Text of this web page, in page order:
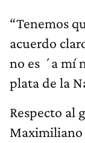
“Tenemos
acuerdo
no es ´a mí
plata de la
Respecto al